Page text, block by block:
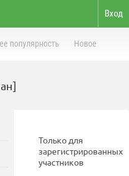
Вход
популярность Новое
Только для
зарегистрированных
участников